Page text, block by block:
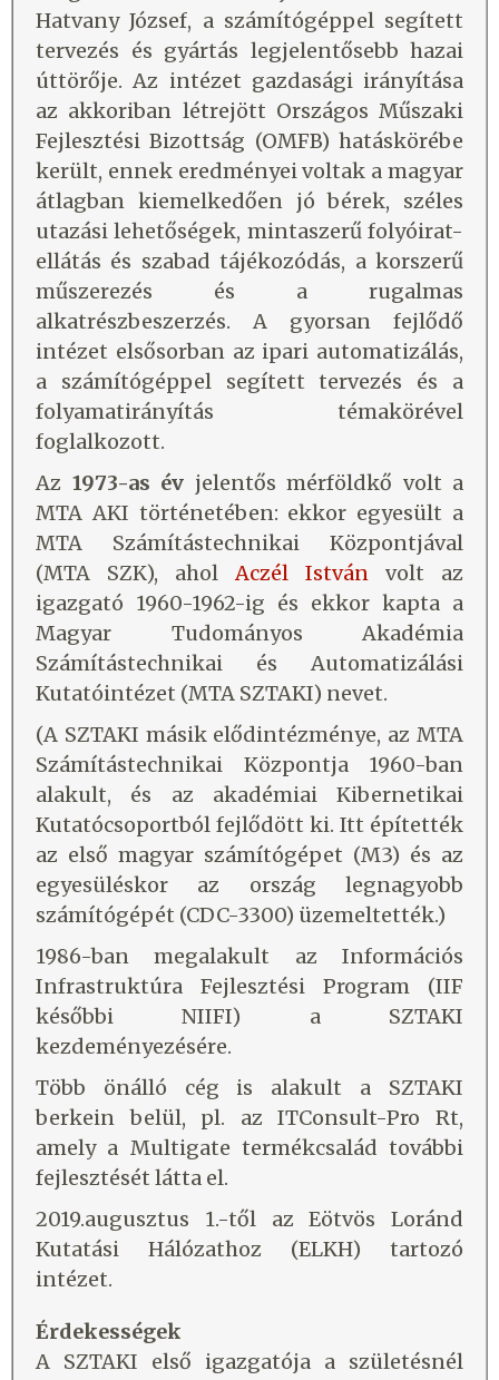
Hatvany József, a számítógéppel segített
tervezés és gyártás legjelentősebb hazai
úttörője. Az intézet gazdasági irányítása
az akkoriban létrejött Országos Műszaki
Fejlesztési Bizottság (OMFB) hatáskörébe
került, ennek eredményei voltak a magyar
átlagban kiemelkedően jó bérek, széles
utazási lehetőségek, mintaszerű folyóirat-
ellátás és szabad tájékozódás, a korszerű
műszerezés és a rugalmas
alkatrészbeszerzés. A gyorsan fejlődő
intézet elsősorban az ipari automatizálás,
a számítógéppel segített tervezés és a
folyamatirányítás témakörével
foglalkozott.
Az 1973-as év jelentős mérföldkő volt a
MTA AKI történetében: ekkor egyesült a
MTA Számítástechnikai Központjával
(MTA SZK), aholAczél István volt az
igazgató 1960-1962-ig és ekkor kapta a
Magyar Tudományos Akadémia
Számítástechnikai és Automatizálási
Kutatóintézet (MTA SZTAKI) nevet.
(A SZTAKI másik elődintézménye, az MTA
Számítástechnikai Központja 1960-ban
alakult, és az akadémiai Kibernetikai
Kutatócsoportból fejlődött ki. Itt építették
az első magyar számítógépet (M3) és az
egyesüléskor az ország legnagyobb
számítógépét (CDC-3300) üzemeltették.)
1986-ban megalakult az Információs
Infrastruktúra Fejlesztési Program (IIF
későbbi NIIFI) a SZTAKI
kezdeményezésére.
Több önálló cég is alakult a SZTAKI
berkein belül, pl. az ITConsult-Pro Rt,
amely a Multigate termékcsalád további
fejlesztését látta el.
2019.augusztus 1.-től az Eötvös Loránd
Kutatási Hálózathoz (ELKH) tartozó
intézet.
Érdekességek
A SZTAKI első igazgatója a születésnél